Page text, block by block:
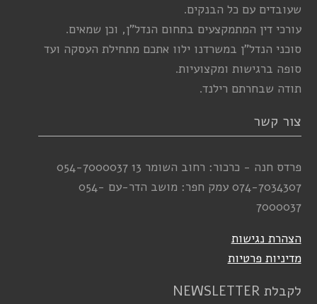
שעובדים עם כל הבנקים.
עורכי דין המתמקצעים בתחום הנדל”ן, וכן שמאים.
סוכני הנדל”ן במשרדנו ילוו אתכם מתחילת העסקה ועד
סופה ברגישות ומקצועיות.
תודה שבחרתם רילנד.
צור קשר
פרדס חנה - כרכור: רחוב השומר 13
054-7000037
074-7034307 עמק חפר: מושב הדר-עם 054-
7000037
הצהרת נגישות
מדיניות פרטיות
לקבלת NEWSLETTER